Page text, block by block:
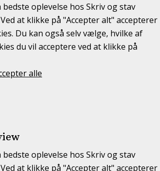
bedste oplevelse hos Skriv og stav
at klikke på "Accepter alt" accepterer
Du kan også selv vælge, hvilke af
du vil acceptere ved at klikke på
alle
bedste oplevelse hos Skriv og stav
at klikke på "Accepter alt" accepterer